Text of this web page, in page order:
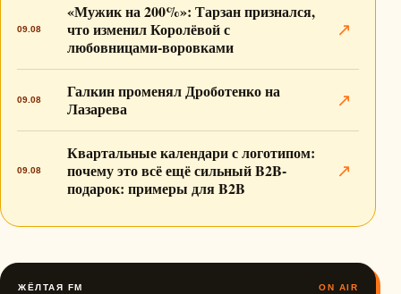
09.08
«Мужик на 200%»: Тарзан признался,
что изменил Королёвой с
любовницами-воровками
↗
09.08
Галкин променял Дроботенко на
Лазарева
↗
09.08
Квартальные календари с логотипом:
почему это всё ещё сильный B2B-
подарок: примеры для B2B
↗
ЖЁЛТАЯ FM ON AIR